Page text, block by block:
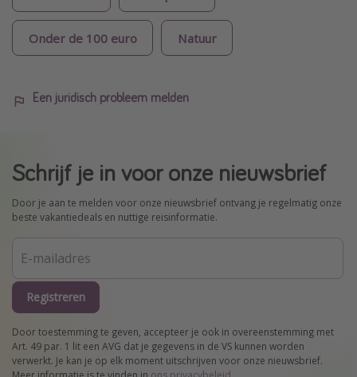
Onder de 100 euro Natuur
Een juridisch probleem melden
Schrijf je in voor onze nieuwsbrief
Door je aan te melden voor onze nieuwsbrief ontvang je regelmatig onze
beste vakantiedeals en nuttige reisinformatie.
Registreren
Door toestemming te geven, accepteer je ook in overeenstemming met
Art. 49 par. 1 lit een AVG dat je gegevens in de VS kunnen worden
verwerkt. Je kan je op elk moment uitschrijven voor onze nieuwsbrief.